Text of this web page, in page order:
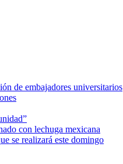
de embajadores universitarios
con lechuga mexicana
se realizará este domingo